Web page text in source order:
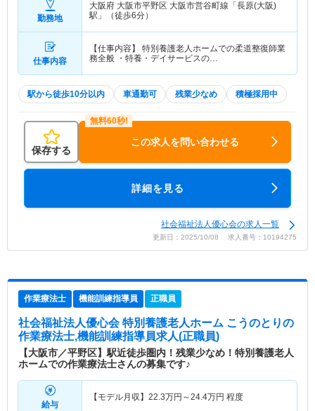
勤務地
大阪府 大阪市平野区 大阪市営谷町線「長原(大阪)
駅」（徒歩6分）
仕事内容
【仕事内容】 特別養護老人ホームでの柔道整復師業
務全般 ・特養・デイサービスの…
駅から徒歩10分以内 車通勤可 残業少なめ 積極採用中
保存する
この求人を問い合わせる
詳細を見る
社会福祉法人優心会の求人一覧
更新日：2025/10/08 求人番号：10194275
作業療法士 機能訓練指導員 正職員
社会福祉法人優心会 特別養護老人ホーム こうのとりの
作業療法士,機能訓練指導員求人(正職員)
【大阪市／平野区】駅近徒歩圏内！残業少なめ！特別養護老人
ホームでの作業療法士さんの募集です♪
給与
【モデル月収】 22.3万円～24.4万円 程度